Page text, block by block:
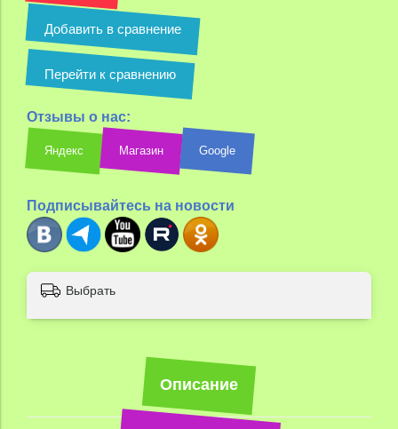
Добавить в сравнение
Перейти к сравнению
Отзывы о нас:
Яндекс Магазин Google
Подписывайтесь на новости
Выбрать
Описание